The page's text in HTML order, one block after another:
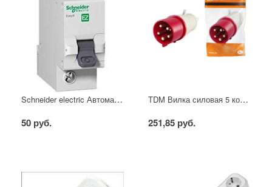
Schneider electric Автоматический выключатель 1/40А
50 руб.
TDM Вилка силовая 5 контактов 16А 380В IP44
251,85 руб.